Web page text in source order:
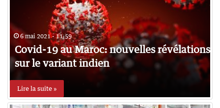
6 mai 2021 - 11:59
Covid-19 au Maroc: nouvelles révélations
sur le variant indien
Lire la suite »